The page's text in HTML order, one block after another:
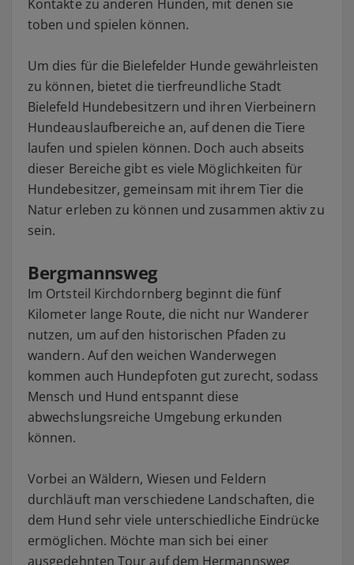
Kontakte zu anderen Hunden, mit denen sie
toben und spielen können.
Um dies für die Bielefelder Hunde gewährleisten
zu können, bietet die tierfreundliche Stadt
Bielefeld Hundebesitzern und ihren Vierbeinern
Hundeauslaufbereiche an, auf denen die Tiere
laufen und spielen können. Doch auch abseits
dieser Bereiche gibt es viele Möglichkeiten für
Hundebesitzer, gemeinsam mit ihrem Tier die
Natur erleben zu können und zusammen aktiv zu
sein.
Bergmannsweg
Im Ortsteil Kirchdornberg beginnt die fünf
Kilometer lange Route, die nicht nur Wanderer
nutzen, um auf den historischen Pfaden zu
wandern. Auf den weichen Wanderwegen
kommen auch Hundepfoten gut zurecht, sodass
Mensch und Hund entspannt diese
abwechslungsreiche Umgebung erkunden
können.
Vorbei an Wäldern, Wiesen und Feldern
durchläuft man verschiedene Landschaften, die
dem Hund sehr viele unterschiedliche Eindrücke
ermöglichen. Möchte man sich bei einer
ausgedehnten Tour auf dem Hermannsweg